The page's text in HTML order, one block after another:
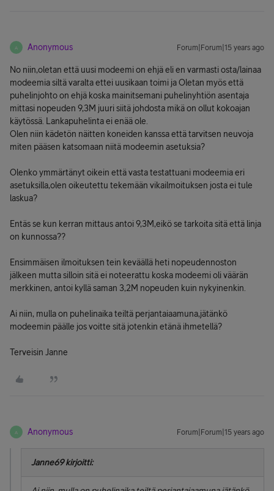
A Anonymous Forum|Forum|15 years ago
No niin,oletan että uusi modeemi on ehjä eli en varmasti osta/lainaa
modeemia siltä varalta ettei uusikaan toimi ja Oletan myös että
puhelinjohto on ehjä koska mainitsemani puhelinyhtiön asentaja
mittasi nopeuden 9,3M juuri siitä johdosta mikä on ollut kokoajan
käytössä. Lankapuhelinta ei enää ole.
Olen niin kädetön näitten koneiden kanssa että tarvitsen neuvoja
miten pääsen katsomaan niitä modeemin asetuksia?
Olenko ymmärtänyt oikein että vasta testattuani modeemia eri
asetuksilla,olen oikeutettu tekemään vikailmoituksen josta ei tule
laskua?
Entäs se kun kerran mittaus antoi 9,3M,eikö se tarkoita sitä että linja
on kunnossa??
Ensimmäisen ilmoituksen tein keväällä heti nopeudennoston
jälkeen mutta silloin sitä ei noteerattu koska modeemi oli väärän
merkkinen, antoi kyllä saman 3,2M nopeuden kuin nykyinenkin.
Ai niin, mulla on puhelinaika teiltä perjantaiaamuna,jätänkö
modeemin päälle jos voitte sitä jotenkin etänä ihmetellä?
Terveisin Janne
A Anonymous Forum|Forum|15 years ago
Janne69 kirjoitti: